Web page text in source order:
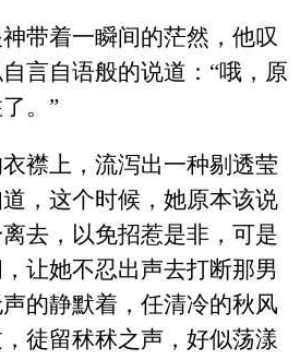
带着一瞬间的茫然，他叹
言自语般的说道：“哦，原
。”
襟上，流泻出一种剔透莹
，这个时候，她原本该说
去，以免招惹是非，可是
让她不忍出声去打断那男
的静默着，任清冷的秋风
徒留秫秫之声，好似荡漾